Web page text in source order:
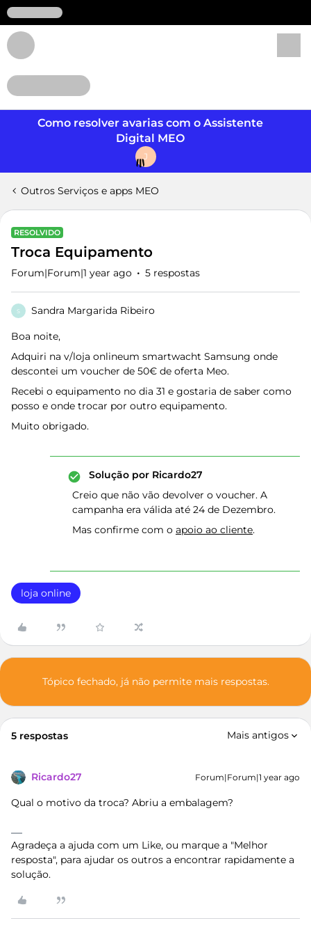
Como resolver avarias com o Assistente
Digital MEO
J
Outros Serviços e apps MEO
RESOLVIDO
Troca Equipamento
Forum|Forum|1 year ago 5 respostas
S Sandra Margarida Ribeiro
Boa noite,
Adquiri na v/loja onlineum smartwacht Samsung onde
descontei um voucher de 50€ de oferta Meo.
Recebi o equipamento no dia 31 e gostaria de saber como
posso e onde trocar por outro equipamento.
Muito obrigado.
Solução por Ricardo27
Creio que não vão devolver o voucher. A
campanha era válida até 24 de Dezembro.
Mas confirme com o apoio ao cliente.
loja online
Tópico fechado, já não permite mais respostas.
5 respostas Mais antigos
Ricardo27 Forum|Forum|1 year ago
Qual o motivo da troca? Abriu a embalagem?
Agradeça a ajuda com um Like, ou marque a "Melhor
resposta", para ajudar os outros a encontrar rapidamente a
solução.